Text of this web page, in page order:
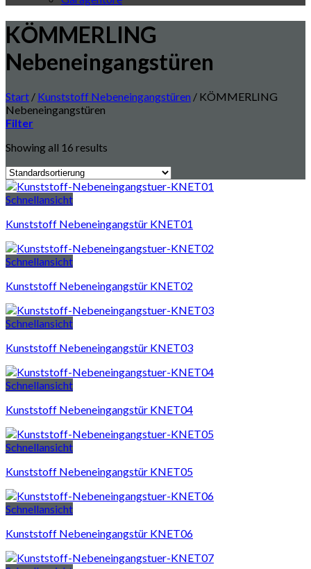
KÖMMERLING
Nebeneingangstüren
Start / Kunststoff Nebeneingangstüren / KÖMMERLING
Nebeneingangstüren
Filter
Showing all 16 results
Schnellansicht
Kunststoff Nebeneingangstür KNET01
Schnellansicht
Kunststoff Nebeneingangstür KNET02
Schnellansicht
Kunststoff Nebeneingangstür KNET03
Schnellansicht
Kunststoff Nebeneingangstür KNET04
Schnellansicht
Kunststoff Nebeneingangstür KNET05
Schnellansicht
Kunststoff Nebeneingangstür KNET06